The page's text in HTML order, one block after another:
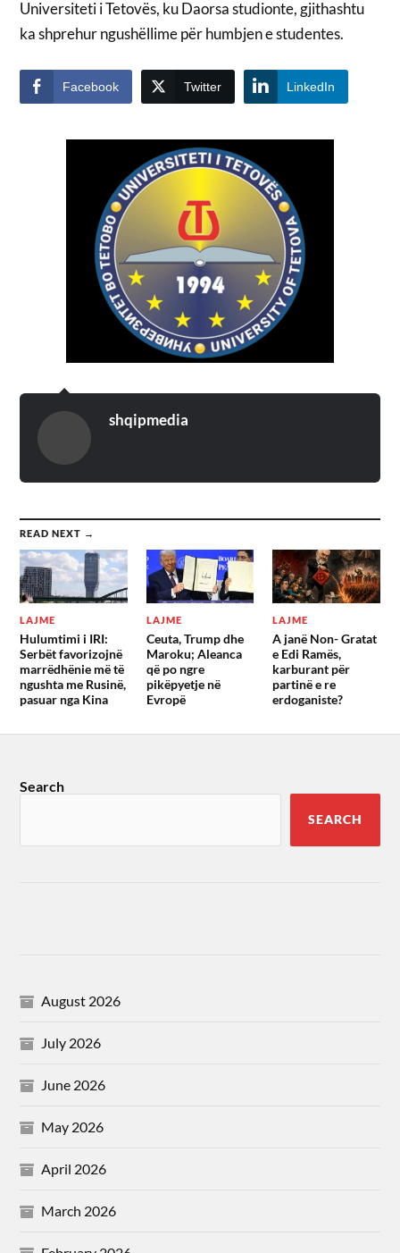
Universiteti i Tetovës, ku Daorsa studionte, gjithashtu
ka shprehur ngushëllime për humbjen e studentes.
Facebook Twitter LinkedIn
shqipmedia
READ NEXT →
LAJME
Hulumtimi i IRI:
Serbët favorizojnë
marrëdhënie më të
ngushta me Rusinë,
pasuar nga Kina
LAJME
Ceuta, Trump dhe
Maroku; Aleanca
që po ngre
pikëpyetje në
Evropë
LAJME
A janë Non- Gratat
e Edi Ramës,
karburant për
partinë e re
erdoganiste?
Search
SEARCH
August 2026
July 2026
June 2026
May 2026
April 2026
March 2026